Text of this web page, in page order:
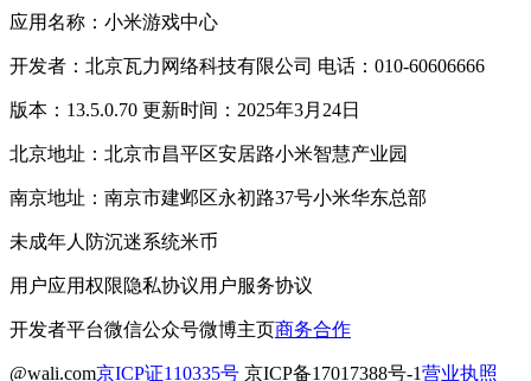
应用名称：小米游戏中心
开发者：北京瓦力网络科技有限公司 电话：010-60606666
版本：13.5.0.70 更新时间：2025年3月24日
北京地址：北京市昌平区安居路小米智慧产业园
南京地址：南京市建邺区永初路37号小米华东总部
未成年人防沉迷系统米币
用户应用权限隐私协议用户服务协议
开发者平台微信公众号微博主页商务合作
@wali.com京ICP证110335号 京ICP备17017388号-1营业执照